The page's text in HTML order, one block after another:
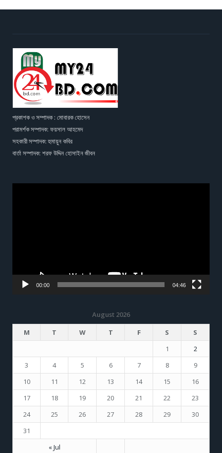
প্রকাশক ও সম্পাদক : মোবারক হোসেন
পরামর্শক সম্পাদক: ফয়সাল আহমেদ
সহকারী সম্পাদক: হুমায়ুন কবির
বার্তা সম্পাদক: শরফ উদ্দিন হোসাইন জীবন
00:00 04:46
August 2026
M
T W T F S S
« Jul
1
2
3
4 5 6 7 8
9
10
11 12 13 14 15
16
17
18 19 20 21 22
23
24
25 26 27 28 29
30
31